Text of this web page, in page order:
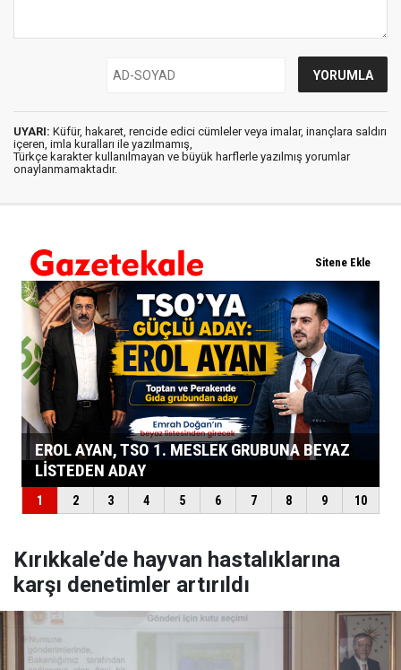
UYARI: Küfür, hakaret, rencide edici cümleler veya imalar, inançlara saldırı
içeren, imla kuralları ile yazılmamış,
Türkçe karakter kullanılmayan ve büyük harflerle yazılmış yorumlar
onaylanmamaktadır.
Kırıkkale’de hayvan hastalıklarına
karşı denetimler artırıldı